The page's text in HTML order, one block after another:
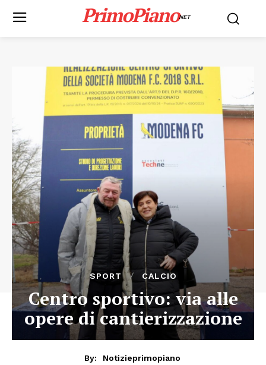
PrimoPianoNET
SPORT CALCIO
Centro sportivo: via alle
opere di cantierizzazione
By:
Notizieprimopiano